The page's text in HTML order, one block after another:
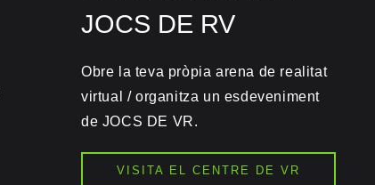
JOCS DE RV
Obre la teva pròpia arena de realitat
virtual / organitza un esdeveniment
de JOCS DE VR.
VISITA EL CENTRE DE VR